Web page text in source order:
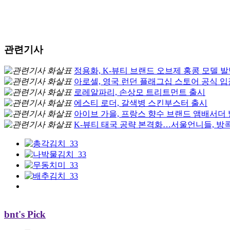
관련기사
정용화, K-뷰티 브랜드 오브제 홍콩 모델 발
아로셀, 영국 런던 플래그십 스토어 공식 입
로레알파리, 손상모 트리트먼트 출시
에스티 로더, 갈색병 스킨부스터 출시
아이브 가을, 프랑스 향수 브랜드 앰배서더
K-뷰티 태국 공략 본격화…서울언니들, 방
bnt's Pick